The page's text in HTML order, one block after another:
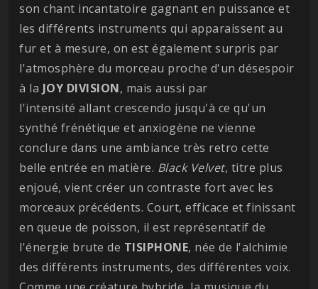
son chant incantatoire gagnant en puissance et
les différents instruments qui apparaissent au
fur et à mesure, on est également surpris par
l'atmosphère du morceau proche d'un désespoir
à la JOY DIVISION, mais aussi par
l'intensité allant crescendo jusqu'à ce qu'un
synthé frénétique et anxiogène ne vienne
conclure dans une ambiance très retro cette
belle entrée en matière. Black Velvet, titre plus
enjoué, vient créer un contraste fort avec les
morceaux précédents. Court, efficace et finissant
en queue de poisson, il est représentatif de
l'énergie brute de TISIPHONE, née de l'alchimie
des différents instruments, des différentes voix.